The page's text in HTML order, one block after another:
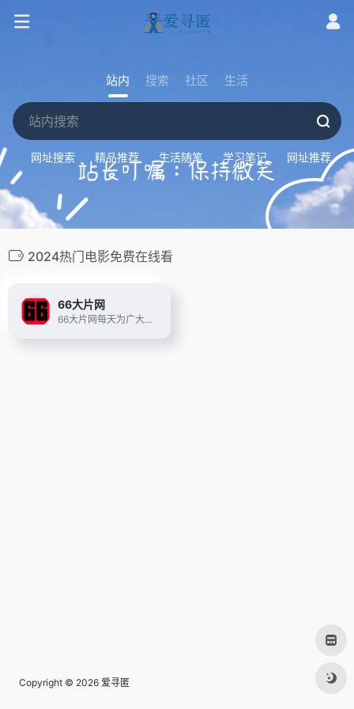
站内 搜索 社区 生活
网址搜索 精品推荐 生活随笔 学习笔记 网址推荐
2024热门电影免费在线看
66大片网
66大片网每天为广大网友提供最新的大片资源免费在线观看，每天换不同资源，每天看不同大片。
Copyright © 2026 爱寻匿